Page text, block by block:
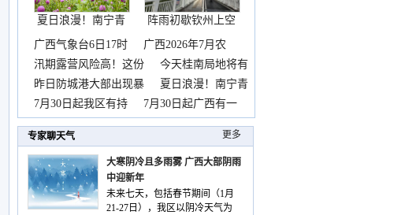
夏日浪漫！南宁青
秀山
阵雨初歇钦州上空
邂逅
广西气象台6日17时
广西2026年7月农
汛期露营风险高！这份
今天桂南局地将有
暴雨
昨日防城港大部出现暴
夏日浪漫！南宁青
秀山
7月30日起我区有持 7月30日起广西有一
专家聊天气 更多
大寒阴冷且多雨雾 广西大部阴雨
中迎新年
未来七天，包括春节期间（1月
21-27日），我区以阴冷天气为